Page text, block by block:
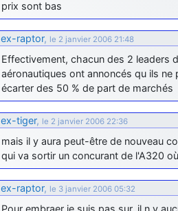
prix sont bas
ex-raptor, le 2 janvier 2006 21:48
Effectivement, chacun des 2 leaders
aéronautiques ont annoncés qu ils
écarter des 50 % de part de marchés
ex-tiger, le 2 janvier 2006 22:36
mais il y aura peut-être de nouveau
qui va sortir un concurant de l'A320
ex-raptor, le 3 janvier 2006 05:32
Pour embraer je suis pas sur, il n y